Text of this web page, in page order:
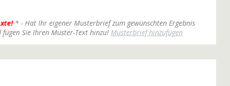
* - Hat Ihr eigener Musterbrief zum gewünschten Ergebnis
Sie Ihren Muster-Text hinzu! Musterbrief hinzufügen